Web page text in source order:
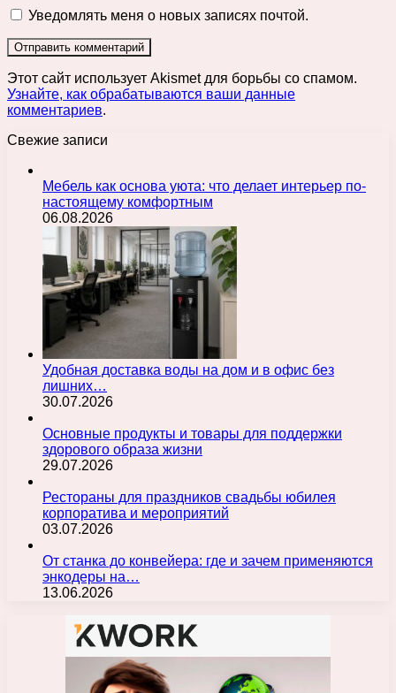
Уведомлять меня о новых записях почтой.
Этот сайт использует Akismet для борьбы со спамом.
Узнайте, как обрабатываются ваши данные
комментариев.
Свежие записи
Мебель как основа уюта: что делает интерьер по-
настоящему комфортным
06.08.2026
Удобная доставка воды на дом и в офис без
лишних…
30.07.2026
Основные продукты и товары для поддержки
здорового образа жизни
29.07.2026
Рестораны для праздников свадьбы юбилея
корпоратива и мероприятий
03.07.2026
От станка до конвейера: где и зачем применяются
энкодеры на…
13.06.2026